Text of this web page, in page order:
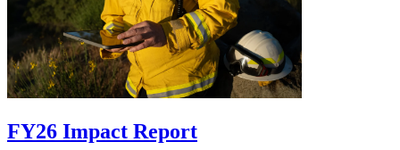
FY26 Impact Report